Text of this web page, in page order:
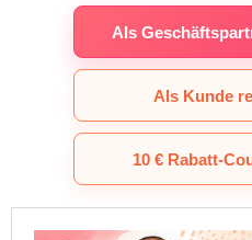
Als
Als Kunde
10 € Rabatt-